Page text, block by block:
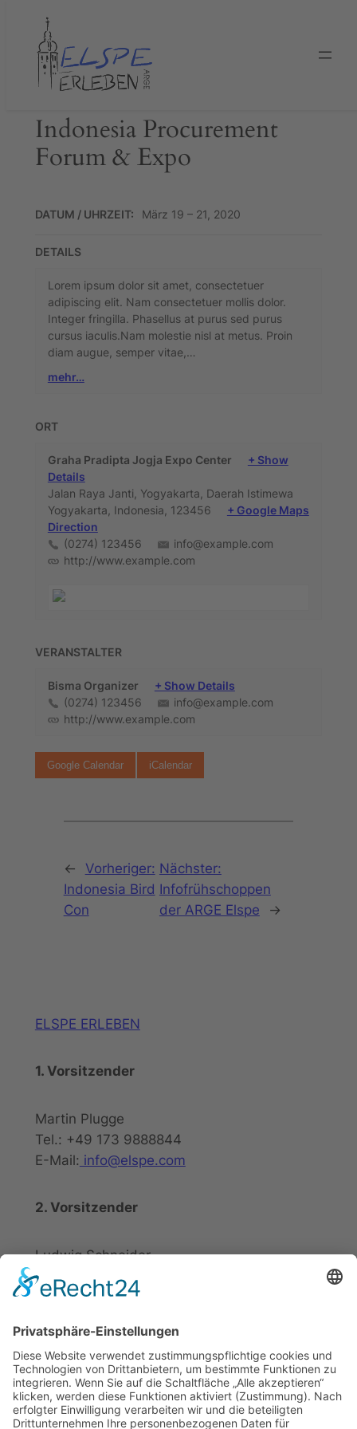
springen
Indonesia Procurement
Forum & Expo
DATUM / UHRZEIT: März 19 – 21, 2020
DETAILS
Lorem ipsum dolor sit amet, consectetuer
adipiscing elit. Nam consectetuer mollis dolor.
Integer fringilla. Phasellus at purus sed purus
cursus iaculis.Nam molestie nisl at metus. Proin
diam augue, semper vitae,…
mehr…
ORT
Graha Pradipta Jogja Expo Center
+ Show
Details
Jalan Raya Janti, Yogyakarta, Daerah Istimewa
Yogyakarta, Indonesia, 123456
+ Google Maps
Direction
(0274) 123456
info@example.com
http://www.example.com
VERANSTALTER
Bisma Organizer
+ Show Details
(0274) 123456
info@example.com
http://www.example.com
Google Calendar iCalendar
←
Vorheriger:
Indonesia Bird
Con
Nächster:
Infofrühschoppen
der ARGE Elspe
→
ELSPE ERLEBEN
1. Vorsitzender
Martin Plugge
Tel.: +49 173 9888844
E-Mail: info@elspe.com
2. Vorsitzender
Ludwig Schneider
Tel.: +49 2721 20800
E-Mail:info@elspe.com
Kontakt
Arbeitsgemeinschaft für
örtliche Belange e. V.
Datenschutzerklärung
Impressum
Kontakt
Download